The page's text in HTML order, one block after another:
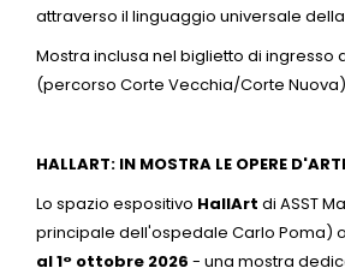
attraverso il linguaggio universale
Mostra inclusa nel biglietto di ingresso
(percorso Corte Vecchia/Corte
HALLART: IN MOSTRA LE OPERE
Lo spazio espositivo HallArt di ASST
principale dell'ospedale Carlo Poma)
al 1° ottobre 2026 - una mostra